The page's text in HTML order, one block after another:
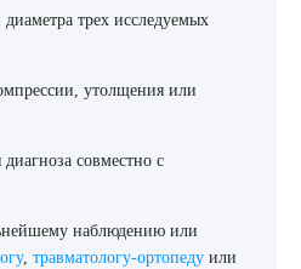
трех исследуемых
утолщения или
совместно с
наблюдению или
,травматологу-ортопеду или